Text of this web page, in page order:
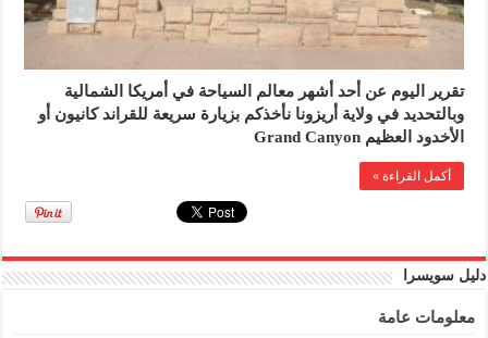
تقرير اليوم عن أحد أشهر معالم السياحة في أمريكا الشمالية
وبالتحديد في ولاية أريزونا نأخذكم بزيارة سريعة للقراند كانيون أو
الأخدود العظيم Grand Canyon
أكمل القراءة »
دليل سويسرا
معلومات عامة